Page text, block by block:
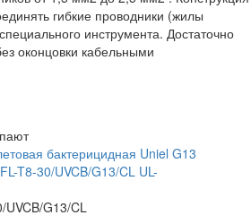
гибкие проводники (жилы
инструмента. Достаточно
оконцовки кабельными
бактерицидная Uniel G13
T8-30/UVCB/G13/CL UL-
UVCB/G13/CL